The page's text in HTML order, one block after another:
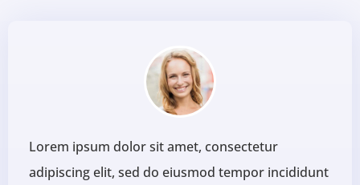
Lorem ipsum dolor sit amet, consectetur
adipiscing elit, sed do eiusmod tempor incididunt